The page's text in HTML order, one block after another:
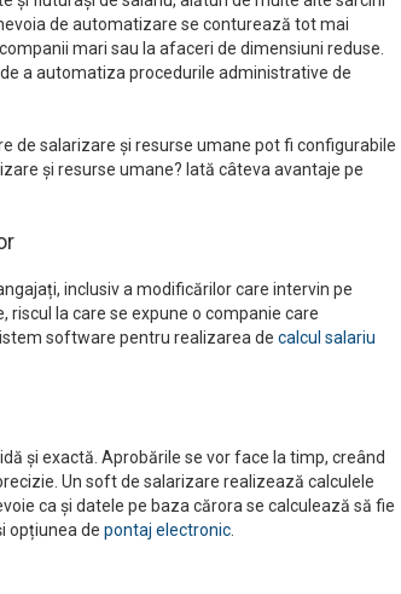
de automatizare se conturează tot mai
mari sau la afaceri de dimensiuni reduse.
a automatiza procedurile administrative de
de salarizare și resurse umane pot fi configurabile
și resurse umane? Iată câteva avantaje pe
inclusiv a modificărilor care intervin pe
la care se expune o companie care
software pentru realizarea de calcul salariu
și exactă. Aprobările se vor face la timp, creând
Un soft de salarizare realizează calculele
ca și datele pe baza cărora se calculează să fie
opțiunea de pontaj electronic